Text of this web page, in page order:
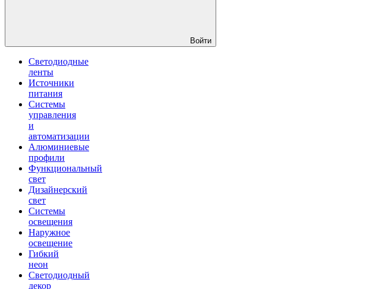
Войти
Светодиодные
ленты
Источники
питания
Системы
управления
и
автоматизации
Алюминиевые
профили
Функциональный
свет
Дизайнерский
свет
Системы
освещения
Наружное
освещение
Гибкий
неон
Светодиодный
декор